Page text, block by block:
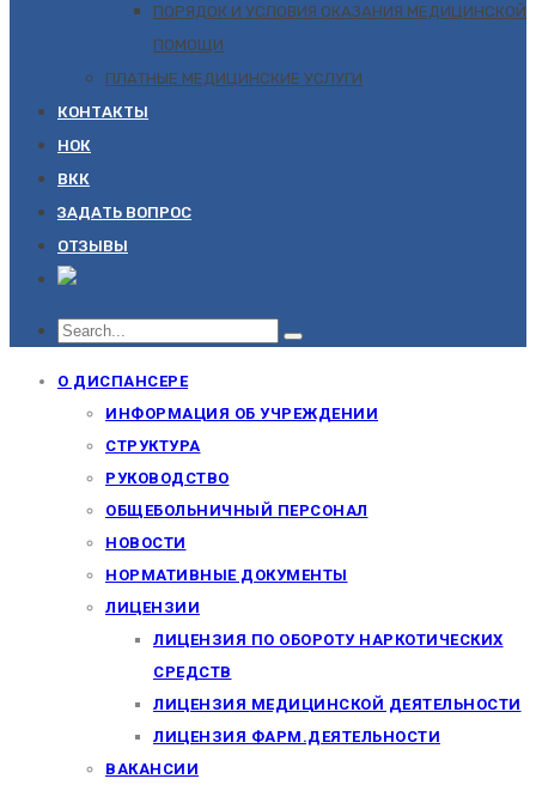
ПОРЯДОК И УСЛОВИЯ ОКАЗАНИЯ МЕДИЦИНСКОЙ
ПОМОЩИ
ПЛАТНЫЕ МЕДИЦИНСКИЕ УСЛУГИ
КОНТАКТЫ
НОК
ВКК
ЗАДАТЬ ВОПРОС
ОТЗЫВЫ
О ДИСПАНСЕРЕ
ИНФОРМАЦИЯ ОБ УЧРЕЖДЕНИИ
СТРУКТУРА
РУКОВОДСТВО
ОБЩЕБОЛЬНИЧНЫЙ ПЕРСОНАЛ
НОВОСТИ
НОРМАТИВНЫЕ ДОКУМЕНТЫ
ЛИЦЕНЗИИ
ЛИЦЕНЗИЯ ПО ОБОРОТУ НАРКОТИЧЕСКИХ
СРЕДСТВ
ЛИЦЕНЗИЯ МЕДИЦИНСКОЙ ДЕЯТЕЛЬНОСТИ
ЛИЦЕНЗИЯ ФАРМ.ДЕЯТЕЛЬНОСТИ
ВАКАНСИИ